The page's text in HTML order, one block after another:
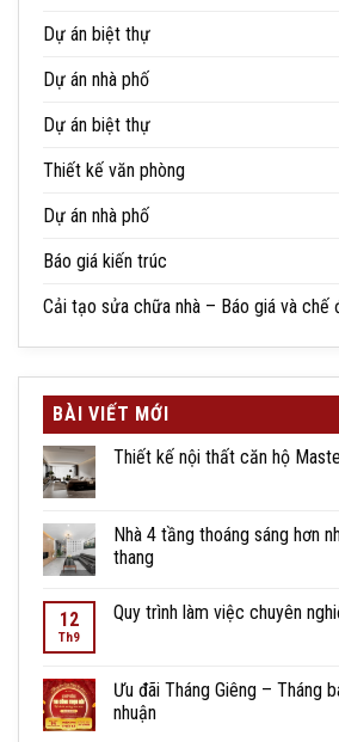
Dự án biệt thự
Dự án nhà phố
Dự án biệt thự
Thiết kế văn phòng
Dự án nhà phố
Báo giá kiến trúc
Cải tạo sửa chữa nhà – Báo giá và chế
BÀI VIẾT MỚI
Thiết kế nội thất căn hộ
Nhà 4 tầng thoáng sáng hơn
thang
12
Th9
Quy trình làm việc chuyên
Ưu đãi Tháng Giêng – Tháng
nhuận